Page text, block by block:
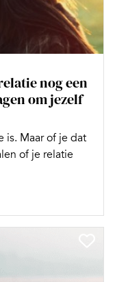
nog een
om jezelf
is. Maar of je dat
of je relatie